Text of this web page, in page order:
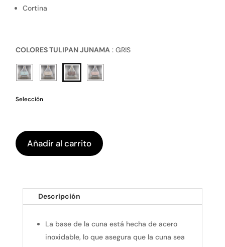
Cortina
COLORES TULIPAN JUNAMA : GRIS
Selección
Añadir al carrito
Descripción
La base de la cuna está hecha de acero
inoxidable, lo que asegura que la cuna sea